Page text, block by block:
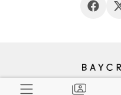
© BAYCREW’S